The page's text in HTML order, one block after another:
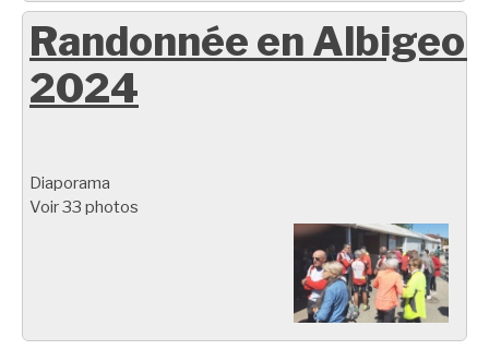
Randonnée en
2024
Diaporama
Voir 33 photos